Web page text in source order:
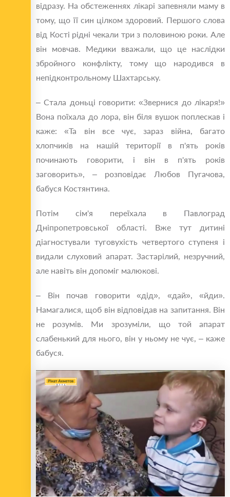
відразу. На обстеженнях лікарі запевняли маму в
тому, що її син цілком здоровий. Першого слова
від Кості рідні чекали три з половиною роки. Але
він мовчав. Медики вважали, що це наслідки
збройного конфлікту, тому що народився в
непідконтрольному Шахтарську.
– Стала доньці говорити: «Звернися до лікаря!»
Вона поїхала до лора, він біля вушок поплескав і
каже: «Та він все чує, зараз війна, багато
хлопчиків на нашій території в п'ять років
починають говорити, і він в п'ять років
заговорить», – розповідає Любов Пугачова,
бабуся Костянтина.
Потім сім'я переїхала в Павлоград
Дніпропетровської області. Вже тут дитині
діагностували туговухість четвертого ступеня і
видали слуховий апарат. Застарілий, незручний,
але навіть він допоміг малюкові.
– Він почав говорити «дід», «дай», «йди».
Намагалися, щоб він відповідав на запитання. Він
не розумів. Ми зрозуміли, що той апарат
слабенький для нього, він у ньому не чує, – каже
бабуся.